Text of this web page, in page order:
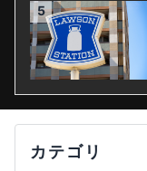
5
カテゴリ